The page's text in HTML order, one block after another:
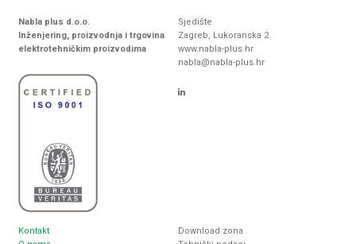
Nabla plus d.o.o.
Inženjering, proizvodnja i trgovina
elektrotehničkim proizvodima
Sjedište
Zagreb, Lukoranska 2
www.nabla-plus.hr
nabla@nabla-plus.hr
Kontakt
Download zona